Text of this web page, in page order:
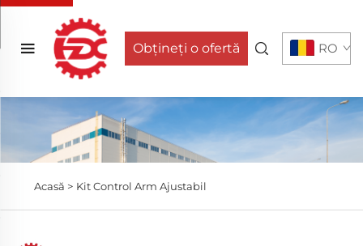
Obțineți o ofertă RO
Acasă > Kit Control Arm Ajustabil